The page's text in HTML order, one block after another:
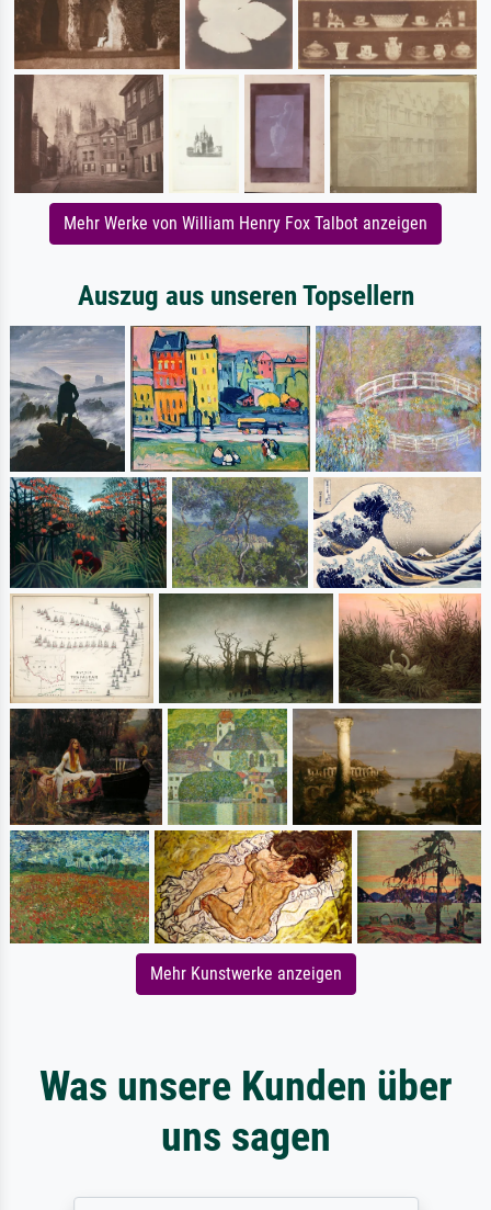
Mehr Werke von William Henry Fox Talbot anzeigen
Auszug aus unseren Topsellern
Mehr Kunstwerke anzeigen
Was unsere Kunden über
uns sagen